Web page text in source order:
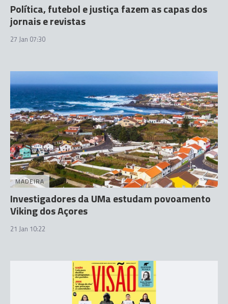
Política, futebol e justiça fazem as capas dos
jornais e revistas
27 Jan 07:30
MADEIRA
Investigadores da UMa estudam povoamento
Viking dos Açores
21 Jan 10:22